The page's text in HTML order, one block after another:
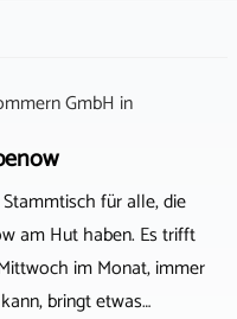
GmbH in
für alle, die
am Hut haben. Es trifft
im Monat, immer
bringt etwas…